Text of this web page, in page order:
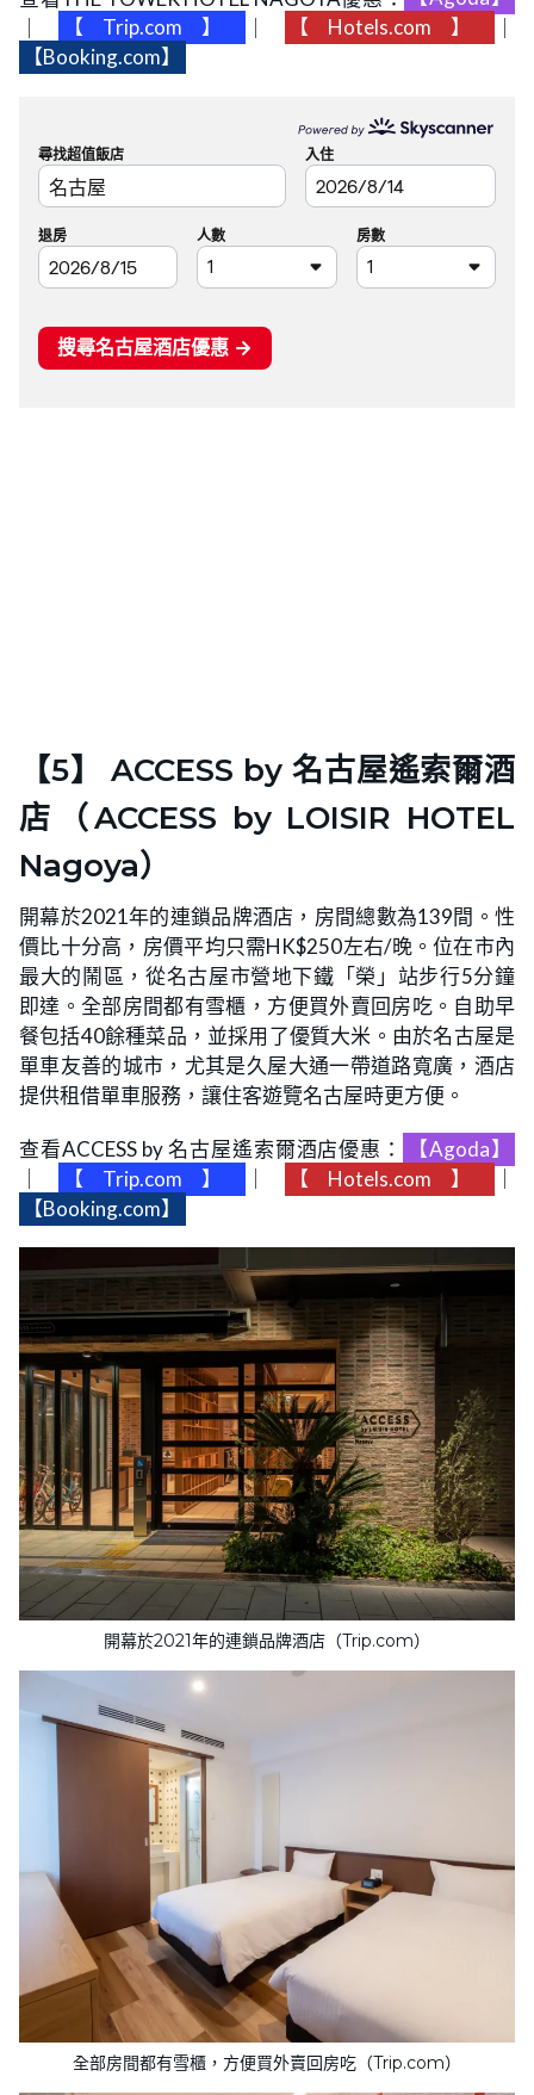
【Trip.com】 【Hotels.com】
【Booking.com】
【5】 ACCESS by 名古屋遙索爾酒
店（ACCESS by LOISIR HOTEL
Nagoya）
開幕於2021年的連鎖品牌酒店，房間總數為139間。性
價比十分高，房價平均只需HK$250左右/晚。位在市內
最大的鬧區，從名古屋市營地下鐵「榮」站步行5分鐘
即達。全部房間都有雪櫃，方便買外賣回房吃。自助早
餐包括40餘種菜品，並採用了優質大米。由於名古屋是
單車友善的城市，尤其是久屋大通一帶道路寬廣，酒店
提供租借單車服務，讓住客遊覽名古屋時更方便。
查看ACCESS by 名古屋遙索爾酒店優惠：
【Agoda】
【Trip.com】 【Hotels.com】
【Booking.com】
開幕於2021年的連鎖品牌酒店（Trip.com）
全部房間都有雪櫃，方便買外賣回房吃（Trip.com）